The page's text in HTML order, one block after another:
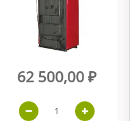
62 500,00 ₽